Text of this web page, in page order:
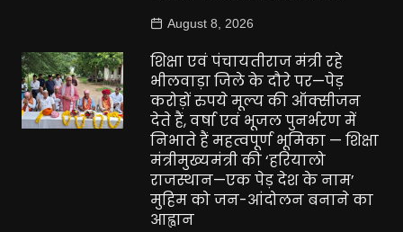
August 8, 2026
शिक्षा एवं पंचायतीराज मंत्री रहे
भीलवाड़ा जिले के दौरे पर—पेड़
करोड़ों रुपये मूल्य की ऑक्सीजन
देते हैं, वर्षा एवं भूजल पुनर्भरण में
निभाते हैं महत्वपूर्ण भूमिका — शिक्षा
मंत्रीमुख्यमंत्री की ‘हरियालो
राजस्थान—एक पेड़ देश के नाम’
मुहिम को जन-आंदोलन बनाने का
आह्वान